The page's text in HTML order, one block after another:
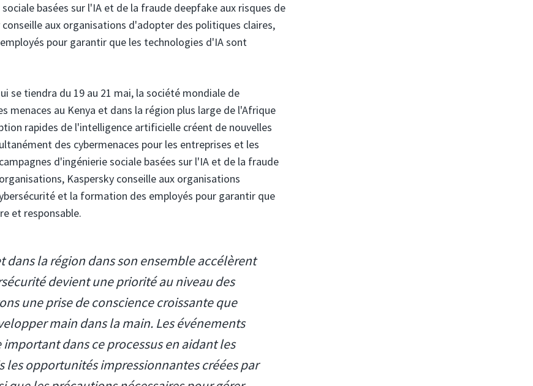
basées sur l'IA et de la fraude deepfake aux risques de
aux organisations d'adopter des politiques claires,
pour garantir que les technologies d'IA sont
se tiendra du 19 au 21 mai, la société mondiale de
menaces au Kenya et dans la région plus large de l'Afrique
rapides de l'intelligence artificielle créent de nouvelles
des cybermenaces pour les entreprises et les
d'ingénierie sociale basées sur l'IA et de la fraude
Kaspersky conseille aux organisations
et la formation des employés pour garantir que
et responsable.
dans la région dans son ensemble accélèrent
devient une priorité au niveau des
une prise de conscience croissante que
main dans la main. Les événements
dans ce processus en aidant les
les opportunités impressionnantes créées par